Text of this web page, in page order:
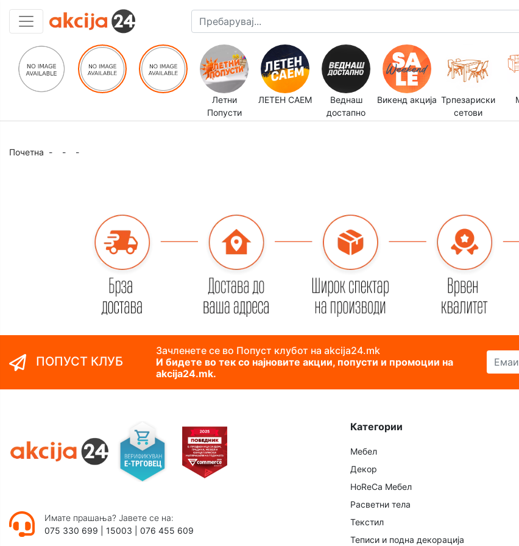
Летни
Попусти
ЛЕТЕН САЕМ
Веднаш
достапно
Викенд акција Трпезариски
сетови
Почетна - - -
ПОПУСТ КЛУБ
Зачленете се во Попуст клубот на akcija24.mk
И бидете во тек со најновите акции, попусти и промоции на
akcija24.mk.
Емаил
Имате прашања? Јавете се на:
075 330 699
15003 076 455 609
Категории
Мебел
Декор
HoReCa Мебел
Расветни тела
Текстил
Теписи и подна декорација